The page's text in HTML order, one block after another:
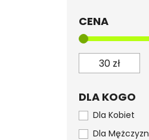
CENA
DLA KOGO
Dla Kobiet
Dla Mężczyzn